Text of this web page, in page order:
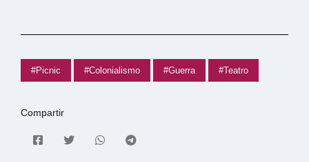
#Picnic #Colonialismo #Guerra #Teatro
Compartir